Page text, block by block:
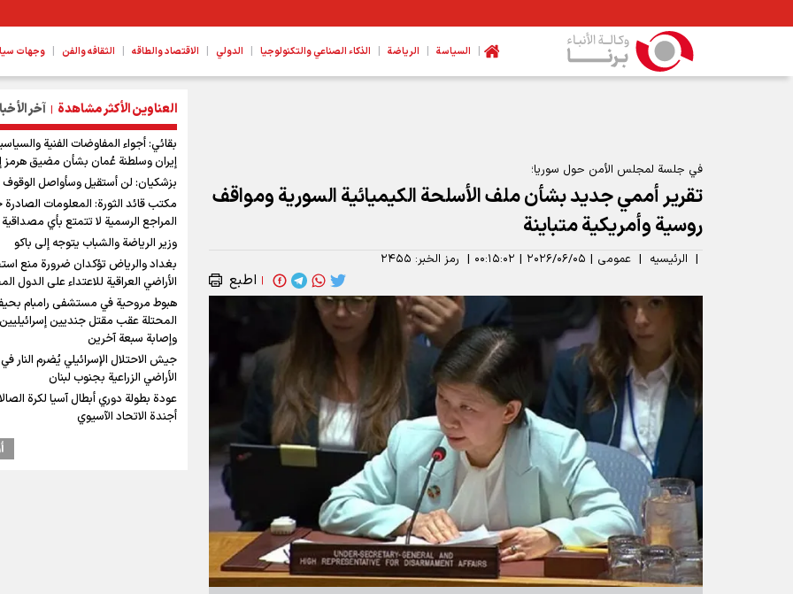
| السیاسة | الرياضة | الذكاء الصناعي والتكنولوجيا | الدولي | الاقتصاد والطاقه | الثقافه والفن | وجهات
في جلسة لمجلس الأمن حول سوريا؛
تقرير أممي جديد بشأن ملف الأسلحة الكيميائية السورية ومواقف
روسية وأمريكية متباينة
| الرئیسیه | عمومی | ۲۰۲۶/۰۶/۰۵ | ۰۰:۱۵:۰۲ | رمز الخبر: ۲۴۵۵
| اطبع
العناوين الأكثر مشاهدة | آخر
بقائي: أجواء المفاوضات الفنية
إيران وسلطنة عُمان بشأن مضيق هرمز
بزشكيان: لن أستقيل وسأواصل الوقوف
مكتب قائد الثورة: المعلومات الصادرة
المراجع الرسمية لا تتمتع بأي مصداقية
وزير الرياضة والشباب يتوجه إلى باكو
بغداد والرياض تؤكدان ضرورة منع
الأراضي العراقية للاعتداء على الدول
هبوط مروحية في مستشفى رامبام
المحتلة عقب مقتل جنديين إسرائيليين
وإصابة سبعة آخرين
جيش الاحتلال الإسرائيلي يُضرم النار في
الأراضي الزراعية بجنوب لبنان
عودة بطولة دوري أبطال آسيا لكرة
أجندة الاتحاد الآسيوي